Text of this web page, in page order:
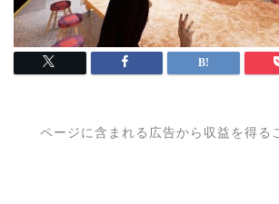
ページに含まれる広告から収益を得る